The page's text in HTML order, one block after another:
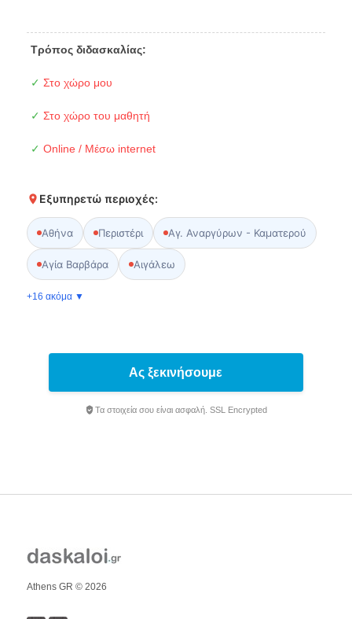
Τρόπος διδασκαλίας:
✓ Στο χώρο μου
✓ Στο χώρο του μαθητή
✓ Online / Μέσω internet
Εξυπηρετώ περιοχές:
Αθήνα Περιστέρι Αγ. Αναργύρων - Καματερού
Αγία Βαρβάρα Αιγάλεω
+16 ακόμα ▼
Ας ξεκινήσουμε
Τα στοιχεία σου είναι ασφαλή. SSL Encrypted
Athens GR © 2026